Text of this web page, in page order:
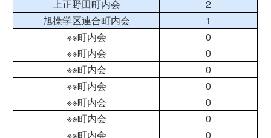
上正野田町内会
2
旭操学区連合町内会
1
※※町内会
0
※※町内会
0
※※町内会
0
※※町内会
0
※※町内会
0
※※町内会
0
※※町内会
0